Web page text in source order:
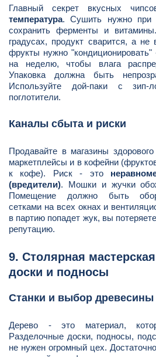
Главный секрет вкусных
температура. Сушить нужно при
сохранить ферменты и
градусах, продукт сварится, а
фрукты нужно
на неделю, чтобы влага
Упаковка должна быть
Используйте дой-паки с зип-
поглотители.
Каналы сбыта и риски
Продавайте в магазины
маркетплейсы и в кофейни
к кофе). Риск - это
(вредители). Мошки и жучки
Помещение должно быть
сетками на всех окнах и
в партию попадет жук, вы
репутацию.
9. Столярная
доски и подносы
Станки и выбор древесины
Дерево - это материал,
Разделочные доски, подносы,
не нужен огромный цех. Достаточно